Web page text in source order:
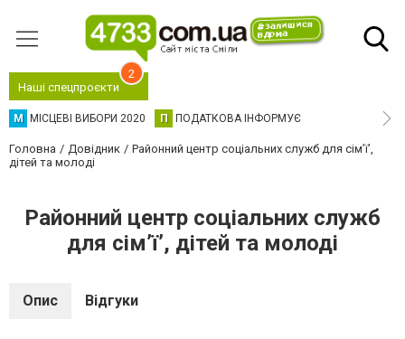
Наші спецпроєкти
2
М МІСЦЕВІ ВИБОРИ 2020 П ПОДАТКОВА ІНФОРМУЄ
Головна Довідник
Районний центр соціальних служб для сім’ї’,
дітей та молоді
Районний центр соціальних служб
для сім’ї’, дітей та молоді
Опис Відгуки